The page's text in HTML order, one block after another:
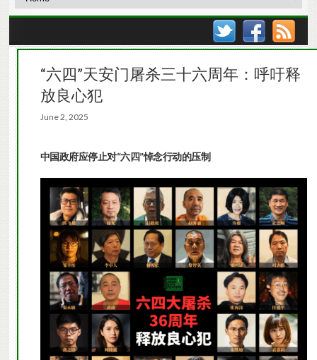
“六四”天安门屠杀三十六周年：呼吁释
放良心犯
June 2, 2025
中国政府应停止对“六四”悼念行动的压制